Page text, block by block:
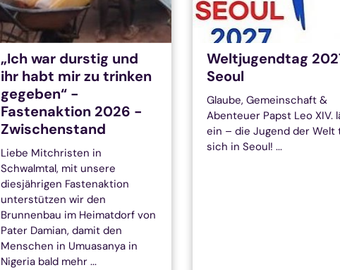
„Ich war durstig und
ihr habt mir zu trinken
gegeben“ -
Fastenaktion 2026 -
Zwischenstand
Liebe Mitchristen in
Schwalmtal, mit unsere
diesjährigen Fastenaktion
unterstützen wir den
Brunnenbau im Heimatdorf von
Pater Damian, damit den
Menschen in Umuasanya in
Nigeria bald mehr ...
Weltjugendtag
Seoul
Glaube, Gemeinschaft &
Abenteuer Papst Leo XIV.
ein – die Jugend der
sich in Seoul! ...